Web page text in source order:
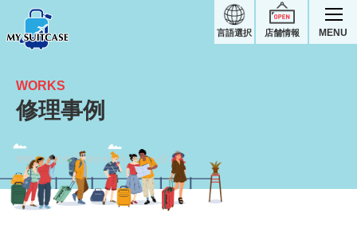
店舗情報
言語選択 MENU
突然タイヤの外側が剝がれたキャスター交換｜アメリカンツーリスタースーツケース修理実績
WORKS
修理事例